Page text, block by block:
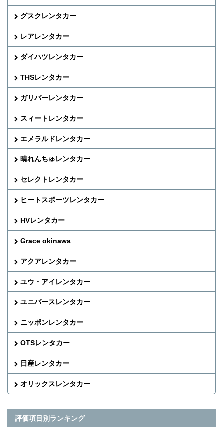
グスクレンタカー
レアレンタカー
ダイハツレンタカー
THSレンタカー
ガリバーレンタカー
スィートレンタカー
エメラルドレンタカー
晴れんちゅレンタカー
セレクトレンタカー
ヒートスポーツレンタカー
HVレンタカー
Grace okinawa
アクアレンタカー
ユウ・アイレンタカー
ユニバースレンタカー
ニッポンレンタカー
OTSレンタカー
日産レンタカー
オリックスレンタカー
評価項目別ランキング